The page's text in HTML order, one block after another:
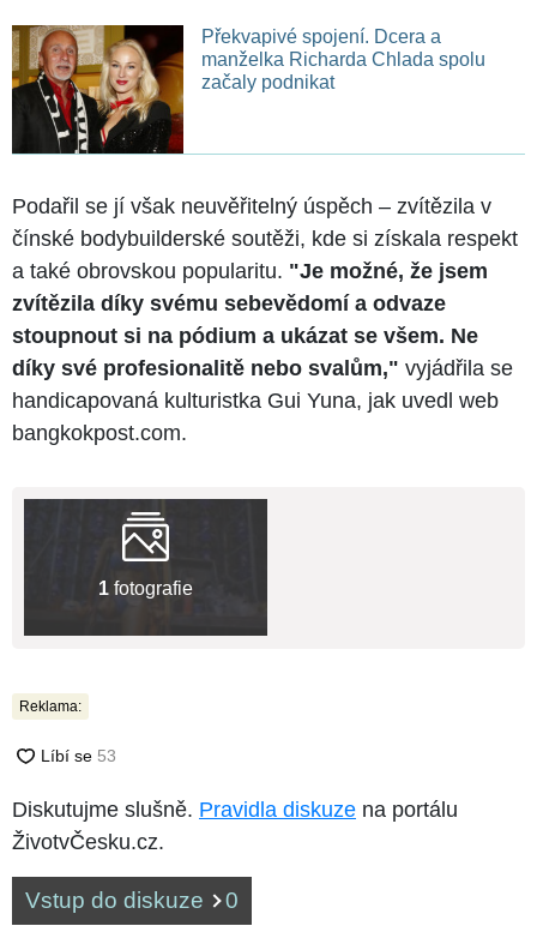
Překvapivé spojení. Dcera a
manželka Richarda Chlada spolu
začaly podnikat
Podařil se jí však neuvěřitelný úspěch – zvítězila v
čínské bodybuilderské soutěži, kde si získala respekt
a také obrovskou popularitu. "Je možné, že jsem
zvítězila díky svému sebevědomí a odvaze
stoupnout si na pódium a ukázat se všem. Ne
díky své profesionalitě nebo svalům," vyjádřila se
handicapovaná kulturistka Gui Yuna, jak uvedl web
bangkokpost.com.
1 fotografie
Reklama:
Diskutujme slušně. Pravidla diskuze na portálu
ŽivotvČesku.cz.
Vstup do diskuze 0